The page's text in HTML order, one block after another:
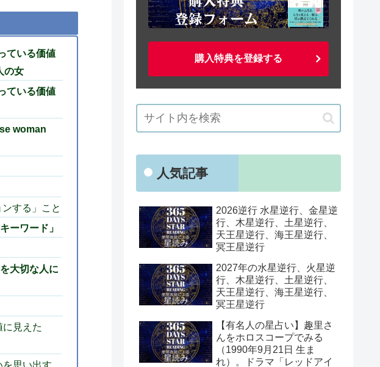
ている価値
の女
ている価値
woman
する」こと
ーワード」
大切な人に
見えた
思い出す
購入特典を登録する
人気記事
2026逆行 水星逆行、金星逆
行、木星逆行、土星逆行、
天王星逆行、海王星逆行、
冥王星逆行
2027年の水星逆行、火星逆
行、木星逆行、土星逆行、
天王星逆行、海王星逆行、
冥王星逆行
【有名人の星占い】趣里さ
んをホロスコープでみる
（1990年9月21日 生ま
れ）。ドラマ「レッドアイ